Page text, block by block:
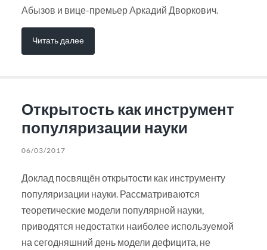
Абызов и вице-премьер Аркадий Дворкович.
Читать далее
Открытость как инструмент
популяризации науки
06/03/2017
Доклад посвящён открытости как инструменту
популяризации науки. Рассматриваются
теоретические модели популярной науки,
приводятся недостатки наиболее используемой
на сегодняшний день модели дефицита, не